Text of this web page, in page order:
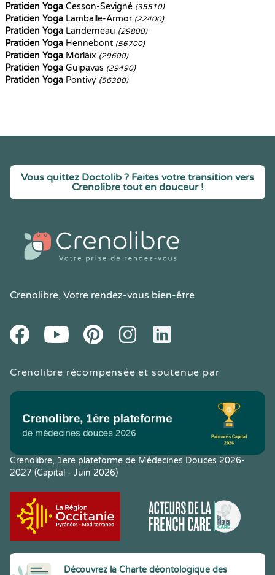
Praticien Yoga Cesson-Sevigné (35510)
Praticien Yoga Lamballe-Armor (22400)
Praticien Yoga Landerneau (29800)
Praticien Yoga Hennebont (56700)
Praticien Yoga Morlaix (29600)
Praticien Yoga Guipavas (29490)
Praticien Yoga Pontivy (56300)
Vous quittez Doctolib ? Faites votre transition vers
Crenolibre tout en douceur !
Crenolibre, Votre rendez-vous bien-être
FacebookYoutube PinteresetInstagramLinkedIn
Crenolibre récompensée et soutenue par
Crenolibre, 1ere plateforme de Médecines Douces 2026-
2027 (Capital - Juin 2026)
Découvrez la Charte déontologique des